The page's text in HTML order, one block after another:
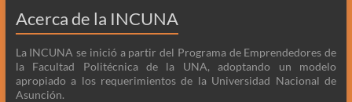
Acerca de la INCUNA
La INCUNA se inició a partir del Programa de Emprendedores de
la Facultad Politécnica de la UNA, adoptando un modelo
apropiado a los requerimientos de la Universidad Nacional de
Asunción.